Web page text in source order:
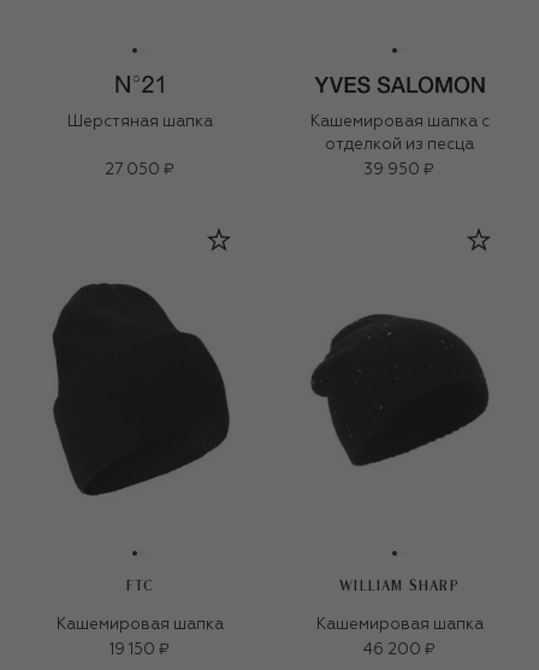
Шерстяная шапка
27 050 ₽
Кашемировая шапка с
отделкой из песца
39 950 ₽
FTC
Кашемировая шапка
19 150 ₽
WILLIAM SHARP
Кашемировая шапка
46 200 ₽